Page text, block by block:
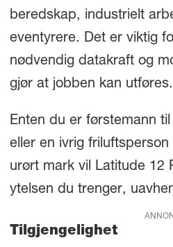
beredskap, industrielt
eventyrere. Det er viktig
nødvendig datakraft og
gjør at jobben kan utføres.
Enten du er førstemann
eller en ivrig
urørt mark vil Latitude 12
ytelsen du trenger,
Tilgjengelighet